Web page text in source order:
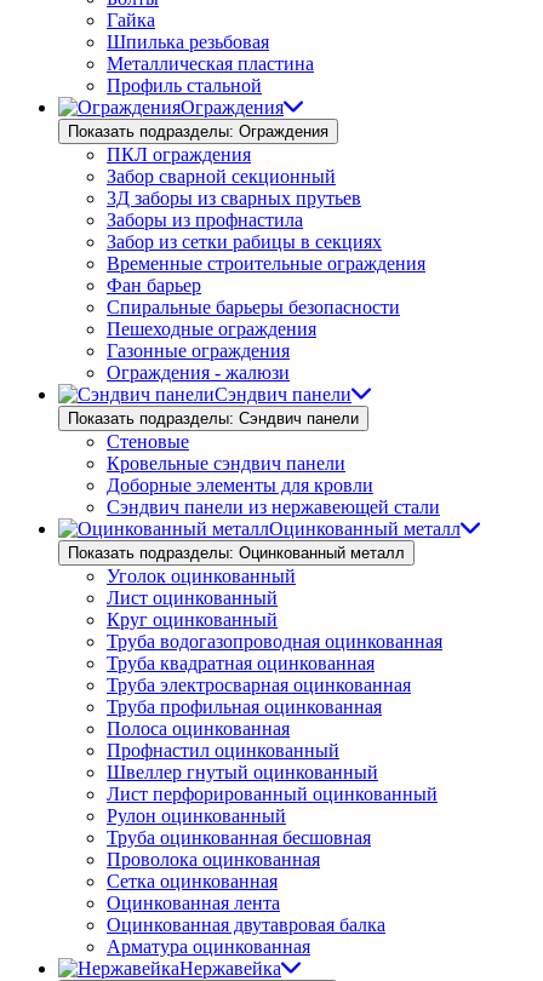
Гайка
Шпилька резьбовая
Металлическая пластина
Профиль стальной
Ограждения
Показать подразделы: Ограждения
ПКЛ ограждения
Забор сварной секционный
3Д заборы из сварных прутьев
Заборы из профнастила
Забор из сетки рабицы в секциях
Временные строительные ограждения
Фан барьер
Спиральные барьеры безопасности
Пешеходные ограждения
Газонные ограждения
Ограждения - жалюзи
Сэндвич панели
Показать подразделы: Сэндвич панели
Стеновые
Кровельные сэндвич панели
Доборные элементы для кровли
Сэндвич панели из нержавеющей стали
Оцинкованный металл
Показать подразделы: Оцинкованный металл
Уголок оцинкованный
Лист оцинкованный
Круг оцинкованный
Труба водогазопроводная оцинкованная
Труба квадратная оцинкованная
Труба электросварная оцинкованная
Труба профильная оцинкованная
Полоса оцинкованная
Профнастил оцинкованный
Швеллер гнутый оцинкованный
Лист перфорированный оцинкованный
Рулон оцинкованный
Труба оцинкованная бесшовная
Проволока оцинкованная
Сетка оцинкованная
Оцинкованная лента
Оцинкованная двутавровая балка
Арматура оцинкованная
Нержавейка